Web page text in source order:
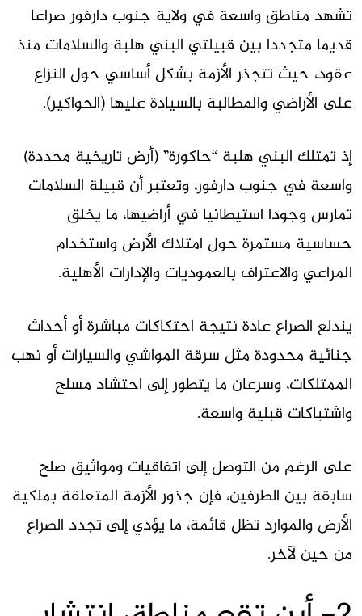
تشهد مناطق واسعة في ولاية جنوب دارفور صراعا
قديما متجددا بين قبيلتي البني هلبة والسلامات منذ
عقود، حيث تتجذر الأزمة بشكل أساسي حول النزاع
على الأراضي والمطالبة بالسيادة عليها (الحواكير).
إذ تمتلك البني هلبة “حاكورة” (أرض تاريخية محددة)
واسعة في جنوب دارفور، وتعتبر أن قبيلة السلامات
تمارس وجودا استيطانيا في أراضيها، ما يخلق
حساسية مستمرة حول امتلاك الأرض واستخدام
المراعي والاعتراف بالعموديات والإدارات الأهلية.
يندلع الصراع عادة نتيجة احتكاكات مباشرة أو أحداث
جنائية محدودة مثل سرقة المواشي والسيارات أو نهب
الممتلكات، وسرعان ما يتطور إلى احتشاد مسلح
واشتباكات قبلية واسعة.
على الرغم من التوصل إلى اتفاقيات ومواثيق صلح
سابقة بين الطرفين، فإن جذور الأزمة المتعلقة بملكية
الأرض والموارد تظل قائمة، ما يؤدي إلى تجدد الصراع
من حين لآخر.